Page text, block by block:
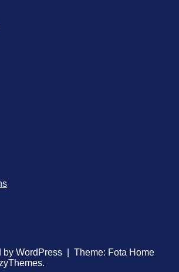
by WordPress | Theme: Fota Home